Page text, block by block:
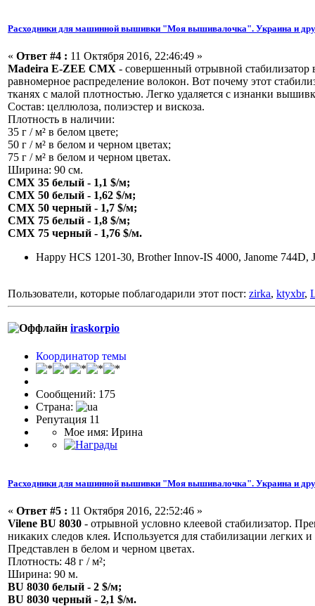
Расходники для машинной вышивки "Моя вышивалочка". Украина и
« Ответ #4 : 11 Октября 2016, 22:46:49 »
Madeira E-ZEE CMX - совершенный отрывной стабилизатор
равномерное распределение волокон. Вот почему этот
тканях с малой плотностью. Легко удаляется с изнанки
Состав: целлюлоза, полиэстер и вискоза.
Плотность в наличии:
35 г / м² в белом цвете;
50 г / м² в белом и черном цветах;
75 г / м² в белом и черном цветах.
Ширина: 90 см.
CMX 35 белый - 1,1 $/м;
CMX 50 белый - 1,62 $/м;
CMX 50 черный - 1,7 $/м;
CMX 75 белый - 1,8 $/м;
CMX 75 черный - 1,76 $/м.
Happy HCS 1201-30, Brother Innov-IS 4000, Janome 744D,
Пользователи, которые поблагодарили этот пост: zirka, ktyxbr,
iraskorpio
Координатор темы
Сообщений: 175
Страна:
Репутация 11
Мое имя: Ирина
Расходники для машинной вышивки "Моя вышивалочка". Украина и
« Ответ #5 : 11 Октября 2016, 22:52:46 »
Vilene BU 8030 - отрывной условно клеевой стабилизатор.
никаких следов клея. Используется для стабилизации легких
Представлен в белом и черном цветах.
Плотность: 48 г / м²;
Ширина: 90 м.
BU 8030 белый - 2 $/м;
BU 8030 черный - 2,1 $/м.